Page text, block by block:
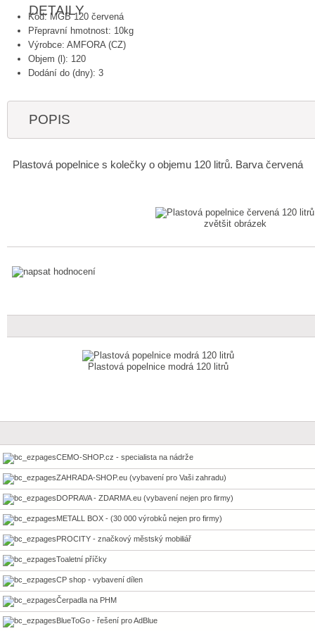
DETAILY
Kód: MGB 120 červená
Přepravní hmotnost: 10kg
Výrobce: AMFORA (CZ)
Objem (l): 120
Dodání do (dny): 3
POPIS
Plastová popelnice s kolečky o objemu 120 litrů. Barva červená
zvětšit obrázek
Plastová popelnice modrá 120 litrů
CEMO-SHOP.cz - specialista na nádrže
ZAHRADA-SHOP.eu (vybavení pro Vaši zahradu)
DOPRAVA - ZDARMA.eu (vybavení nejen pro firmy)
METALL BOX - (30 000 výrobků nejen pro firmy)
PROCITY - značkový městský mobiliář
Toaletní příčky
CP shop - vybavení dílen
Čerpadla na PHM
BlueToGo - řešení pro AdBlue